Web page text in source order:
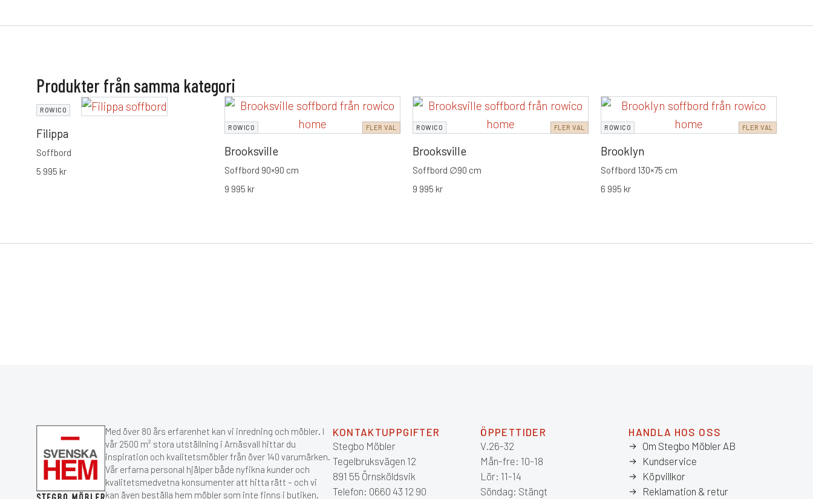
Produkter från samma kategori
ROWICO
Filippa
Soffbord
5 995 kr
ROWICO FLER VAL
Brooksville
Soffbord 90×90 cm
9 995 kr
ROWICO FLER VAL
Brooksville
Soffbord ∅90 cm
9 995 kr
ROWICO FLER VAL
Brooklyn
Soffbord 130×75 cm
6 995 kr
Med över 80 års erfarenhet kan vi inredning och möbler. I
vår 2500 m² stora utställning i Arnäsvall hittar du
inspiration och kvalitetsmöbler från över 140 varumärken.
Vår erfarna personal hjälper både nyfikna kunder och
kvalitetsmedvetna konsumenter att hitta rätt – och vi
kan även beställa hem möbler som inte finns i butiken.
KONTAKTUPPGIFTER
Stegbo Möbler
Tegelbruksvägen 12
891 55 Örnsköldsvik
Telefon: 0660 43 12 90
ÖPPETTIDER
V.26-32
Mån-fre: 10-18
Lör: 11-14
Söndag: Stängt
HANDLA HOS OSS
Om Stegbo Möbler AB
Kundservice
Köpvillkor
Reklamation & retur